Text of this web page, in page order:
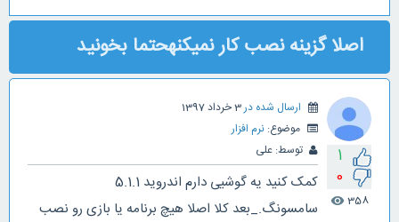
اصلا گزینه نصب کار نمیکنهحتما بخونید
1
0
358
visibility
ارسال شده در3 خرداد 1397
موضوع: نرم افزار
توسط: علی
کمک کنید یه گوشیی دارم اندروید 5.1.1
سامسونگ._بعد کلا اصلا هیچ برنامه یا بازی رو نصب